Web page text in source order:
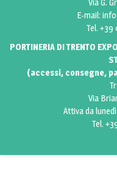
Via G.
E-mail:
Tel. +39
PORTINERIA DI TRENTO
(accessi, consegne,
Via
Attiva da
Tel.